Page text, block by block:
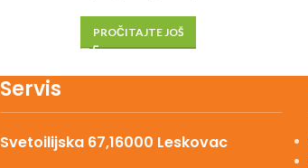
PROČITAJTE JOŠ
Servis
Svetoilijska 67,16000 Leskovac